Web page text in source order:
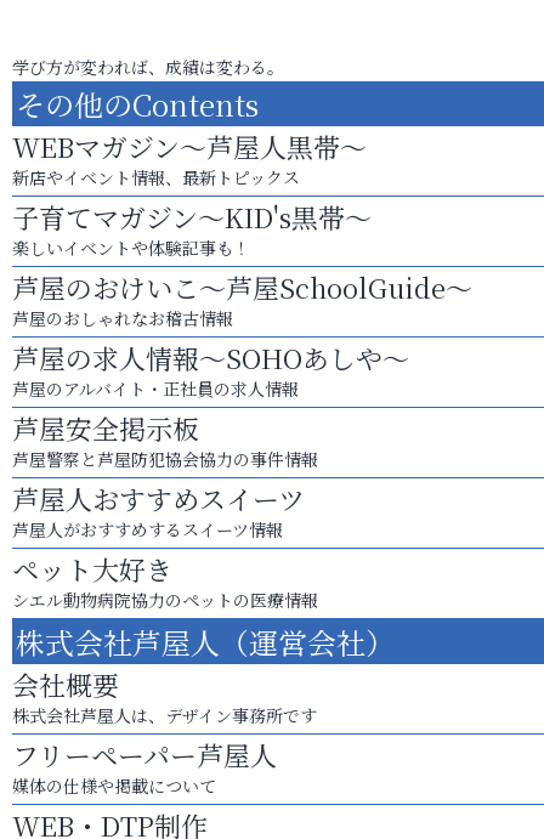
学び方が変われば、成績は変わる。
その他のContents
WEBマガジン～芦屋人黒帯～
新店やイベント情報、最新トピックス
子育てマガジン～KID's黒帯～
楽しいイベントや体験記事も！
芦屋のおけいこ～芦屋SchoolGuide～
芦屋のおしゃれなお稽古情報
芦屋の求人情報～SOHOあしや～
芦屋のアルバイト・正社員の求人情報
芦屋安全掲示板
芦屋警察と芦屋防犯協会協力の事件情報
芦屋人おすすめスイーツ
芦屋人がおすすめするスイーツ情報
ペット大好き
シエル動物病院協力のペットの医療情報
株式会社芦屋人（運営会社）
会社概要
株式会社芦屋人は、デザイン事務所です
フリーペーパー芦屋人
媒体の仕様や掲載について
WEB・DTP制作